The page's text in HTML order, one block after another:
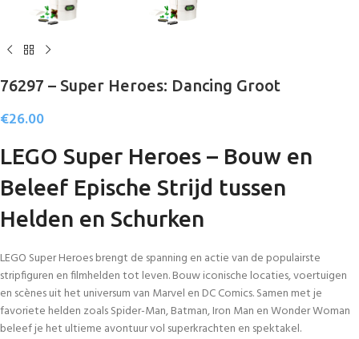
76297 – Super Heroes: Dancing Groot
€26.00
LEGO Super Heroes – Bouw en
Beleef Epische Strijd tussen
Helden en Schurken
LEGO Super Heroes brengt de spanning en actie van de populairste
stripfiguren en filmhelden tot leven. Bouw iconische locaties, voertuigen
en scènes uit het universum van Marvel en DC Comics. Samen met je
favoriete helden zoals Spider-Man, Batman, Iron Man en Wonder Woman
beleef je het ultieme avontuur vol superkrachten en spektakel.